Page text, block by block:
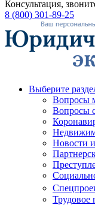
Консультация,
8 (800) 301-89-25
Выберите
Вопросы
Вопросы
Новости и
Трудовое